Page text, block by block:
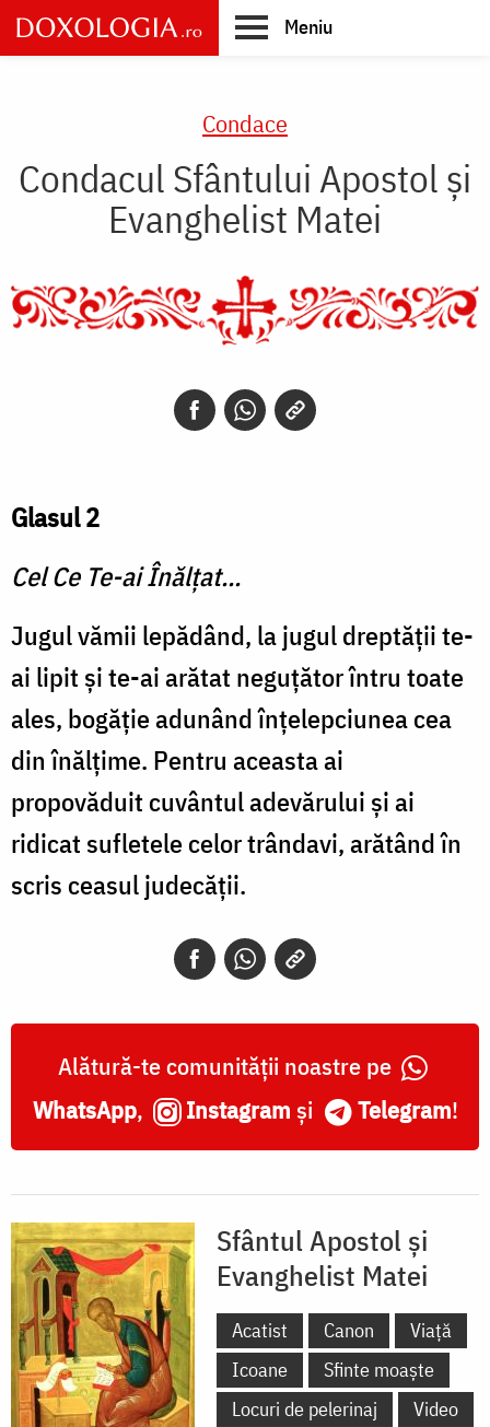
Skip
to
main
Meniu
Condace
Condacul Sfântului Apostol şi
Evanghelist Matei
Glasul 2
Cel Ce Te-ai Înălţat...
Jugul vămii lepădând, la jugul dreptăţii te-
ai lipit şi te-ai arătat neguţător întru toate
ales, bogăţie adunând înţelepciunea cea
din înălţime. Pentru aceasta ai
propovăduit cuvântul adevărului şi ai
ridicat sufletele celor trândavi, arătând în
scris ceasul judecăţii.
Alătură-te comunității noastre pe
WhatsApp, Instagram și Telegram!
Sfântul Apostol și
Evanghelist Matei
Acatist Canon
Viață
Icoane
Sfinte moaște
Locuri de pelerinaj
Video